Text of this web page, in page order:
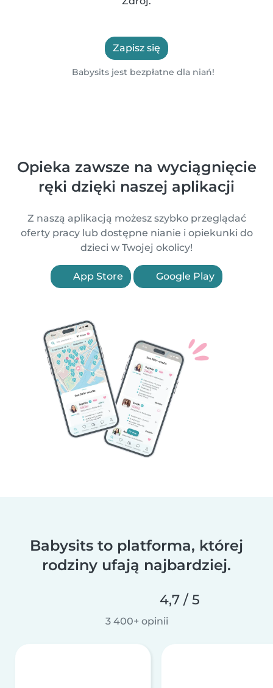
Zapisz się
Babysits jest bezpłatne dla niań!
Opieka zawsze na wyciągnięcie
ręki dzięki naszej aplikacji
Z naszą aplikacją możesz szybko przeglądać
oferty pracy lub dostępne nianie i opiekunki do
dzieci w Twojej okolicy!
App Store Google Play
Babysits to platforma, której
rodziny ufają najbardziej.
4,7 / 5
3 400+ opinii